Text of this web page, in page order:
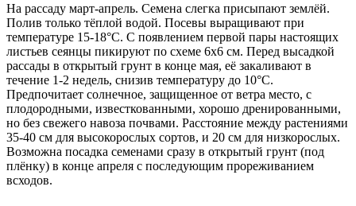
На рассаду март-апрель. Семена слегка присыпают землёй.
Полив только тёплой водой. Посевы выращивают при
температуре 15-18°С. С появлением первой пары настоящих
листьев сеянцы пикируют по схеме 6x6 см. Перед высадкой
рассады в открытый грунт в конце мая, её закаливают в
течение 1-2 недель, снизив температуру до 10°С.
Предпочитает солнечное, защищенное от ветра место, с
плодородными, известкованными, хорошо дренированными,
но без свежего навоза почвами. Расстояние между растениями
35-40 см для высокорослых сортов, и 20 см для низкорослых.
Возможна посадка семенами сразу в открытый грунт (под
плёнку) в конце апреля с последующим прореживанием
всходов.